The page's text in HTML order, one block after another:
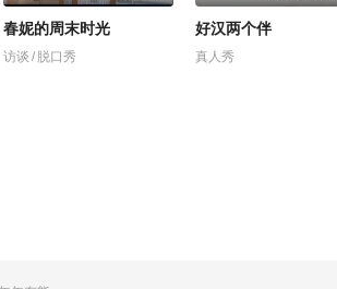
春妮的周末时光
访谈 / 脱口秀
好汉两个伴
真人秀